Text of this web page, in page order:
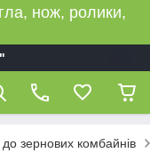
нож, ролики,
зернових комбайнів